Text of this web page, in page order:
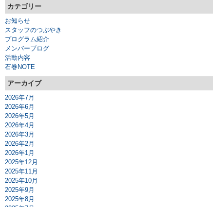
カテゴリー
お知らせ
スタッフのつぶやき
プログラム紹介
メンバーブログ
活動内容
石巻NOTE
アーカイブ
2026年7月
2026年6月
2026年5月
2026年4月
2026年3月
2026年2月
2026年1月
2025年12月
2025年11月
2025年10月
2025年9月
2025年8月